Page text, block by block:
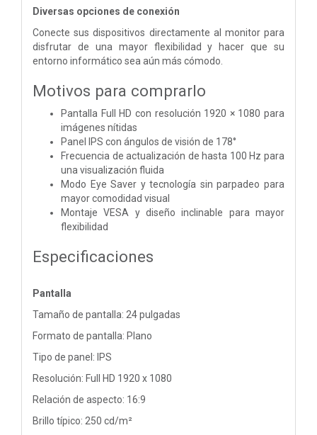
Diversas opciones de conexión
Conecte sus dispositivos directamente al monitor para
disfrutar de una mayor flexibilidad y hacer que su
entorno informático sea aún más cómodo.
Motivos para comprarlo
Pantalla Full HD con resolución 1920 × 1080 para
imágenes nítidas
Panel IPS con ángulos de visión de 178°
Frecuencia de actualización de hasta 100 Hz para
una visualización fluida
Modo Eye Saver y tecnología sin parpadeo para
mayor comodidad visual
Montaje VESA y diseño inclinable para mayor
flexibilidad
Especificaciones
Pantalla
Tamaño de pantalla: 24 pulgadas
Formato de pantalla: Plano
Tipo de panel: IPS
Resolución: Full HD 1920 x 1080
Relación de aspecto: 16:9
Brillo típico: 250 cd/m²